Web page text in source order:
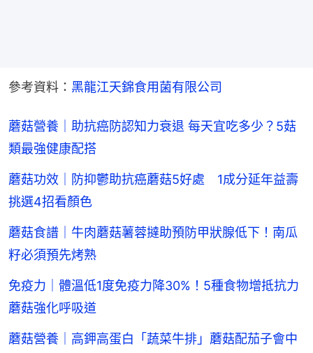
參考資料： 黑龍江天錦食用菌有限公司
蘑菇營養｜助抗癌防認知力衰退 每天宜吃多少？5菇
類最強健康配搭
蘑菇功效｜防抑鬱助抗癌蘑菇5好處 1成分延年益壽
挑選4招看顏色
蘑菇食譜｜牛肉蘑菇薯蓉撻助預防甲狀腺低下！南瓜
籽必須預先烤熟
免疫力｜體溫低1度免疫力降30%！5種食物增抵抗力
蘑菇強化呼吸道
蘑菇營養｜高鉀高蛋白「蔬菜牛排」蘑菇配茄子會中